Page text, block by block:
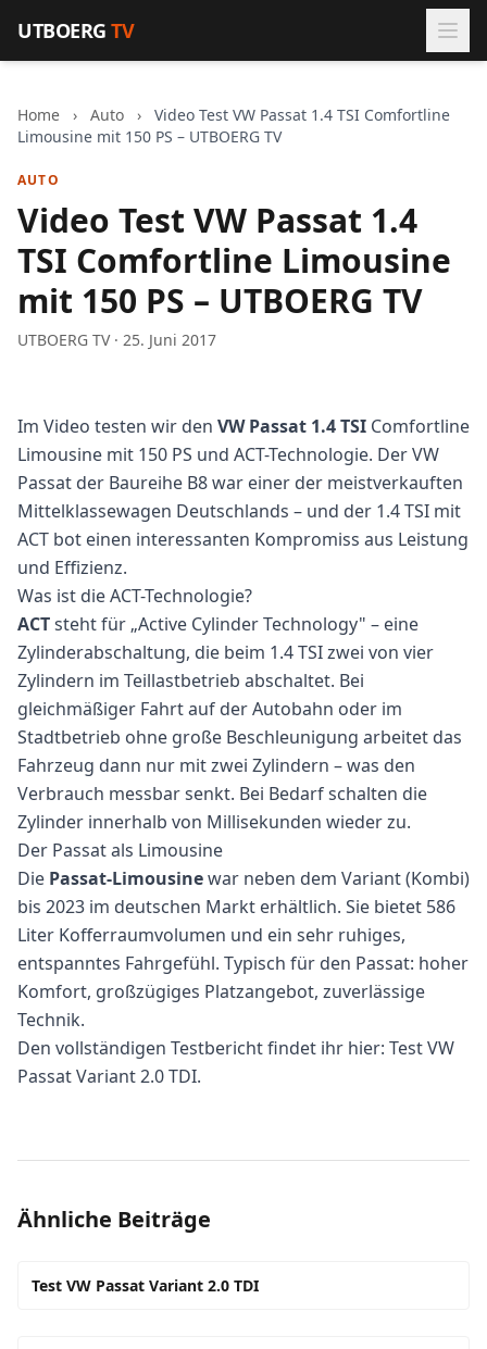
UTBOERGTV
Home › Auto ›
Video Test VW Passat 1.4 TSI Comfortline
Limousine mit 150 PS – UTBOERG TV
AUTO
Video Test VW Passat 1.4
TSI Comfortline Limousine
mit 150 PS – UTBOERG TV
UTBOERG TV · 25. Juni 2017
Im Video testen wir den VW Passat 1.4 TSI Comfortline
Limousine mit 150 PS und ACT-Technologie. Der VW
Passat der Baureihe B8 war einer der meistverkauften
Mittelklassewagen Deutschlands – und der 1.4 TSI mit
ACT bot einen interessanten Kompromiss aus Leistung
und Effizienz.
Was ist die ACT-Technologie?
ACTsteht für „Active Cylinder Technology" – eine
Zylinderabschaltung, die beim 1.4 TSI zwei von vier
Zylindern im Teillastbetrieb abschaltet. Bei
gleichmäßiger Fahrt auf der Autobahn oder im
Stadtbetrieb ohne große Beschleunigung arbeitet das
Fahrzeug dann nur mit zwei Zylindern – was den
Verbrauch messbar senkt. Bei Bedarf schalten die
Zylinder innerhalb von Millisekunden wieder zu.
Der Passat als Limousine
Die Passat-Limousinewar neben dem Variant (Kombi)
bis 2023 im deutschen Markt erhältlich. Sie bietet 586
Liter Kofferraumvolumen und ein sehr ruhiges,
entspanntes Fahrgefühl. Typisch für den Passat: hoher
Komfort, großzügiges Platzangebot, zuverlässige
Technik.
Den vollständigen Testbericht findet ihr hier: Test VW
Passat Variant 2.0 TDI.
Ähnliche Beiträge
Test VW Passat Variant 2.0 TDI